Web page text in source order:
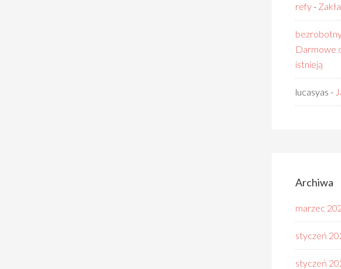
refy-
Darmowe
istnieją
lucasyas -
Archiwa
marzec
styczeń
styczeń